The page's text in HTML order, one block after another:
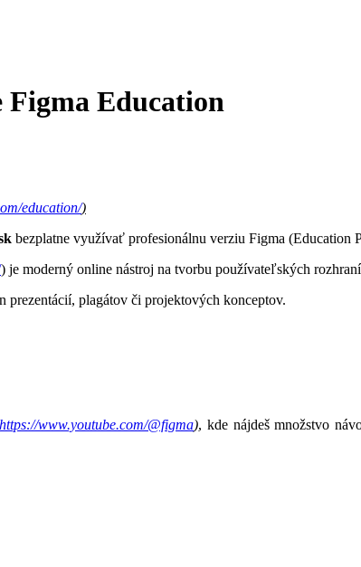
Figma Education
education/)
bezplatne využívať profesionálnu verziu Figma (Education
) je moderný online nástroj na tvorbu používateľských
plagátov či projektových konceptov.
https://www.youtube.com/@figma), kde nájdeš množstvo